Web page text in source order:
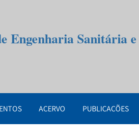
Engenharia Sanitária
ACERVO PUBLICAÇÕES